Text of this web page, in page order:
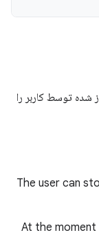
شده توسط کاربر را
The user can
At the